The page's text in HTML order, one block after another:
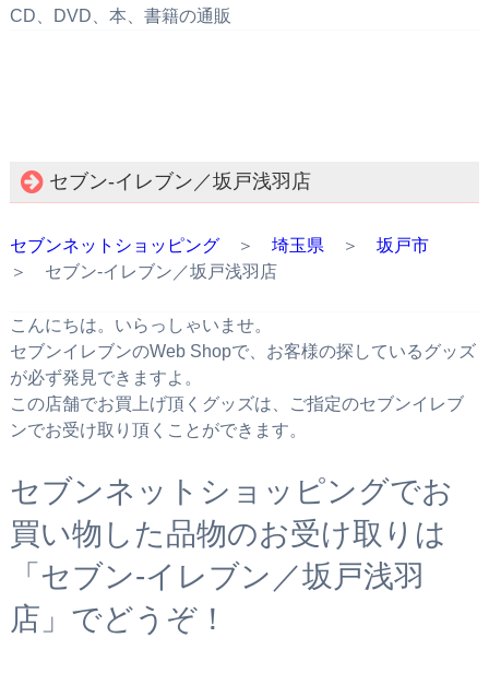
CD、DVD、本、書籍の通販
セブン‐イレブン／坂戸浅羽店
セブンネットショッピング＞ 埼玉県 ＞ 坂戸市
＞ セブン‐イレブン／坂戸浅羽店
こんにちは。いらっしゃいませ。
セブンイレブンのWeb Shopで、お客様の探しているグッズ
が必ず発見できますよ。
この店舗でお買上げ頂くグッズは、ご指定のセブンイレブ
ンでお受け取り頂くことができます。
セブンネットショッピングでお
買い物した品物のお受け取りは
「セブン‐イレブン／坂戸浅羽
店」でどうぞ！